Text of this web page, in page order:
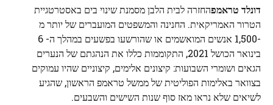
דונלד טראמפהחזרה לבית הלבן מסמנת שינוי בים באסטרטגיית
הטרור האמריקאית. החנינה והמשפטים המועברים של יותר מ
-1,500 אנשים המואשמים או שהורשעו בפשעים במהלך ה- 6
בינואר הכושל 2021, התקוממות כללו את הנהגתם של הנערים
הגאים ושומרי השבועות: קיצונים אלימים, קיצוניים שהיו עמוקים
בצוואר באלימות הפוליטית של ממשל טראמפ הראשון, שהגיע
לשיאים שלא נראו מאז סוף שנות השישים והשבעים.